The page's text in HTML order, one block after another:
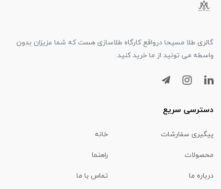
گالری طلا مسیحا درواقع کارگاه طلاسازی هست که شما عزیزان بدون
واسطه می تونید از ما خرید کنید.
دسترسی سریع
پیگیری سفارشات خانه
محصولات راهنما
درباره ما تماس با ما